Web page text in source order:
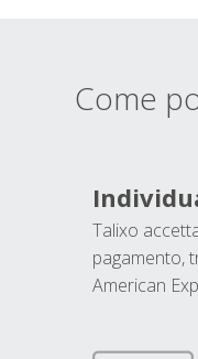
Come
Talixo
pagamento,
American